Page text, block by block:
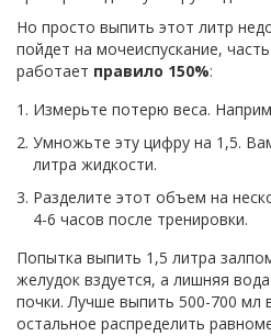
Но просто выпить этот литр
пойдет на мочеиспускание,
работает правило 150%:
Измерьте потерю веса.
Умножьте эту цифру на 1,5.
литра жидкости.
Разделите этот объем на
4-6 часов после тренировки.
Попытка выпить 1,5 литра
желудок вздуется, а лишняя
почки. Лучше выпить 500-700 мл
остальное распределить